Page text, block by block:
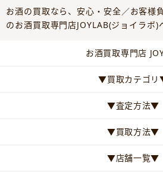
お酒の買取なら、安心・安全／お客様
のお酒買取専門店JOYLAB(ジョイラボ)
お酒買取専門店
▼買取カテゴ
▼査定方法▼
▼買取方法▼
▼店舗一覧▼